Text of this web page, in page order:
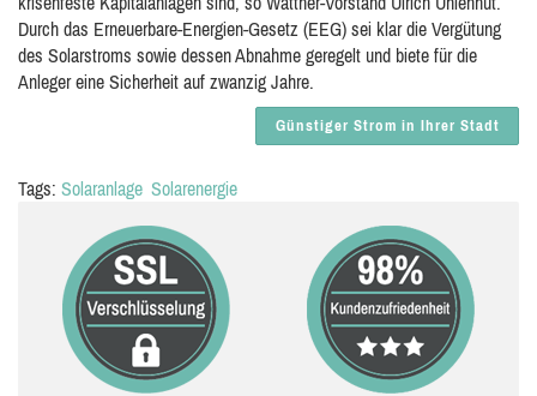
Durch das Erneuerbare-Energien-Gesetz (EEG) sei klar die Vergütung
des Solarstroms sowie dessen Abnahme geregelt und biete für die
Anleger eine Sicherheit auf zwanzig Jahre.
Günstiger Strom in Ihrer Stadt
Tags: Solaranlage Solarenergie